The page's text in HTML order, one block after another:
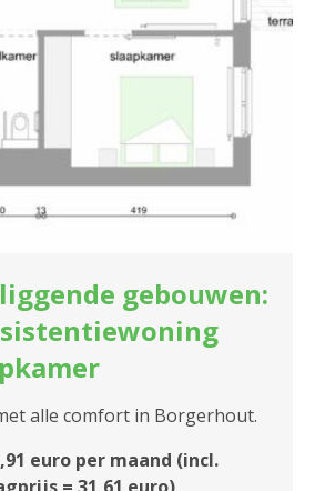
gebouwen:
alle comfort in Borgerhout.
euro per maand (incl.